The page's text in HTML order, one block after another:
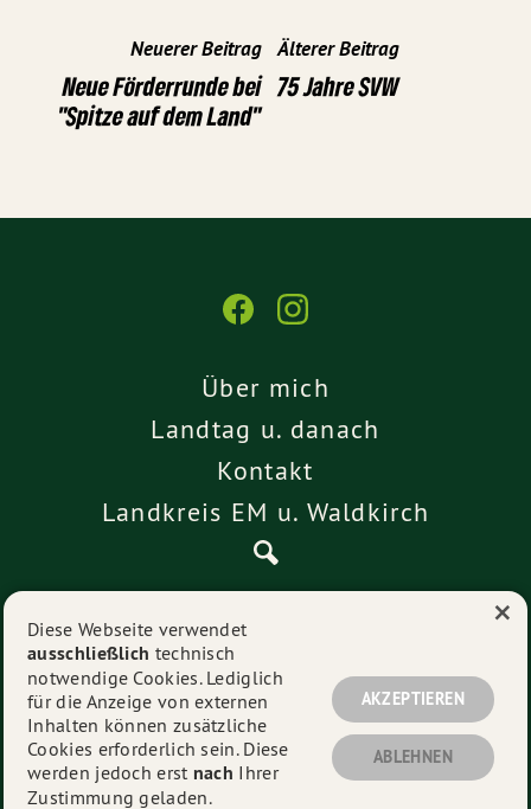
Neuerer Beitrag
Neue Förderrunde bei
"Spitze auf dem Land"
Älterer Beitrag
75 Jahre SVW
Über mich
Landtag u. danach
Kontakt
Landkreis EM u. Waldkirch
Impressum
Datenschutz
© 2026 Alexander Schoch - Alle Rechte vorbehalten.
Diese Webseite verwendet
ausschließlich technisch
notwendige Cookies. Lediglich
für die Anzeige von externen
Inhalten können zusätzliche
Cookies erforderlich sein. Diese
werden jedoch erst nach Ihrer
Zustimmung geladen.
AKZEPTIEREN
ABLEHNEN
×